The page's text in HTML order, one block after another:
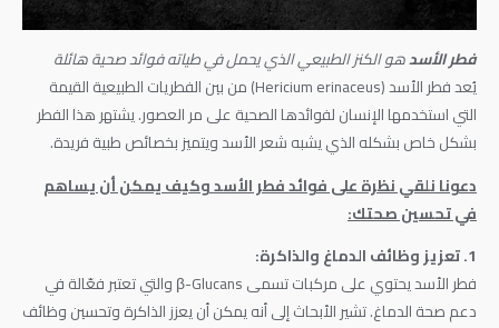
فطر الأسدهو الكنز الطبيعي الذي يحمل في طياته فوائد صحية هائلة
يُعد فطر الأسد (Hericium erinaceus) من بين الفطريات الطبيعية القيمة
التي استخدمها الإنسان لفوائدها الصحية على مر العصور. يشتهر هذا الفطر
بشكل خاص بشكله الذي يشبه شعر الأسد ويتميز بخصائص طبية فريدة.
دعونا نلقي نظرة على فوائد فطر الأسد وكيف يمكن أن يساهم
في تحسين صحتك:
1. تعزيز وظائف الدماغ والذاكرة:
فطر الأسد يحتوي على مركبات تسمى β-Glucans والتي تعتبر فعّالة في
دعم صحة الدماغ. تشير الأبحاث إلى أنه يمكن أن يعزز الذاكرة وتحسين وظائف